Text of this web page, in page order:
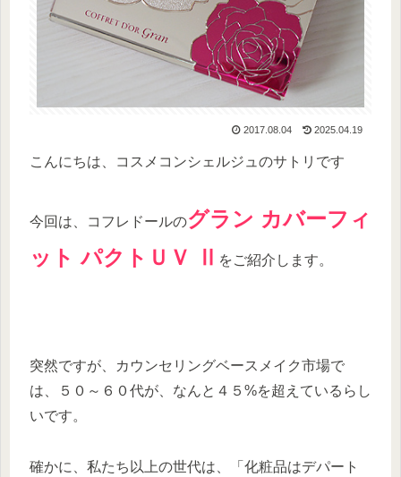
2017.08.04 2025.04.19
こんにちは、コスメコンシェルジュのサトリです
今回は、コフレドールのグラン カバーフィ
ット パクトＵＶ Ⅱ
をご紹介します。
突然ですが、カウンセリングベースメイク市場で
は、
５０～６０代が、なんと ４５%を超えているらし
いです。
確かに、私たち以上の世代は、「化粧品はデパート